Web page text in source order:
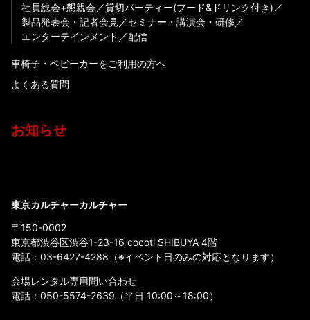
社員総会+懇親会
貸切パーティー(フード&ドリンク付き)
製品発表会・記者会見
セミナー・講演会・研修
エンターテインメント
配信
車椅子・ベビーカーをご利用の方へ
よくある質問
お知らせ
東京カルチャーカルチャー
〒150-0002
東京都渋谷区渋谷1-23-16 cocoti SHIBUYA 4階
電話： 03-6427-4288 （※イベント日のみの対応となります）
会場レンタル専用問い合わせ
電話： 050-5574-2639 （平日 10:00～18:00）